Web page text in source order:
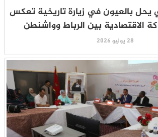
يحل بالعيون في زيارة تاريخية تعكس
الاقتصادية بين الرباط وواشنطن
28 يوليو 2026